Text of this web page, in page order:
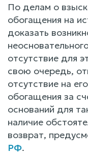
По делам о
обогащения на
доказать
отсутствие для
свою очередь,
отсутствие на
обогащения за
оснований для
наличие
возврат,
РФ.